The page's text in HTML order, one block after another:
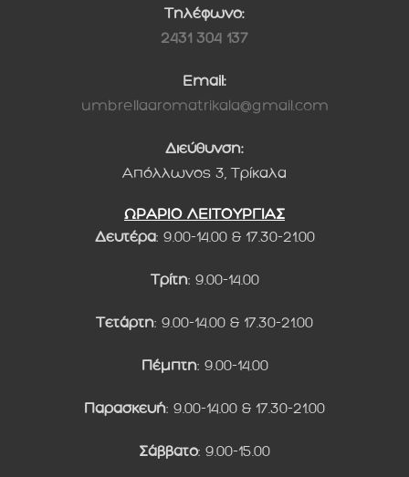
Τηλέφωνο:
2431 304 137
Email:
umbrellaaromatrikala@gmail.com
Διεύθυνση:
Απόλλωνος 3, Τρίκαλα
ΩΡΑΡΙΟ ΛΕΙΤΟΥΡΓΙΑΣ
Δευτέρα: 9.00-14.00 & 17.30-21.00
Τρίτη: 9.00-14.00
Τετάρτη: 9.00-14.00 & 17.30-21.00
Πέμπτη: 9.00-14.00
Παρασκευή: 9.00-14.00 & 17.30-21.00
Σάββατο: 9.00-15.00